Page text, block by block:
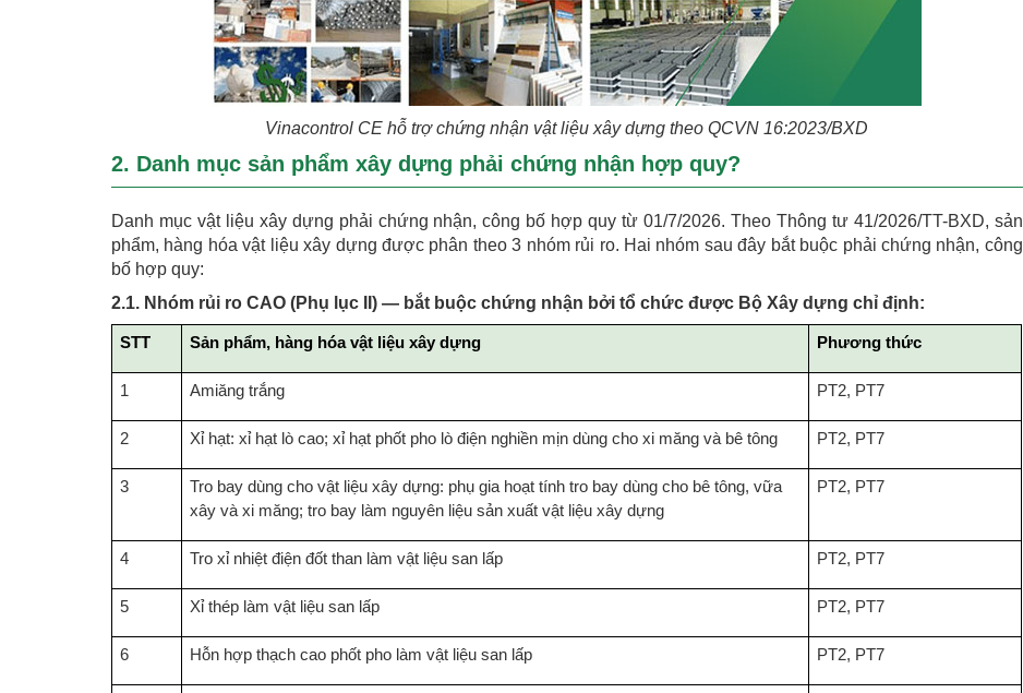
Vinacontrol CE hỗ trợ chứng nhận vật liệu xây dựng theo QCVN 16:2023/BXD
2. Danh mục sản phẩm xây dựng phải chứng nhận hợp quy?
Danh mục vật liệu xây dựng phải chứng nhận, công bố hợp quy từ 01/7/2026. Theo Thông tư 41/2026/TT-BXD, sản
phẩm, hàng hóa vật liệu xây dựng được phân theo 3 nhóm rủi ro. Hai nhóm sau đây bắt buộc phải chứng nhận, công
bố hợp quy:
2.1. Nhóm rủi ro CAO (Phụ lục II) — bắt buộc chứng nhận bởi tổ chức được Bộ Xây dựng chỉ định:
STT Sản phẩm, hàng hóa vật liệu xây dựng Phương thức
1 Amiăng trắng PT2, PT7
2 Xỉ hạt: xỉ hạt lò cao; xỉ hạt phốt pho lò điện nghiền mịn dùng cho xi măng và bê tông PT2, PT7
3
Tro bay dùng cho vật liệu xây dựng: phụ gia hoạt tính tro bay dùng cho bê tông, vữa
xây và xi măng; tro bay làm nguyên liệu sản xuất vật liệu xây dựng
PT2, PT7
4 Tro xỉ nhiệt điện đốt than làm vật liệu san lấp PT2, PT7
5 Xỉ thép làm vật liệu san lấp PT2, PT7
6 Hỗn hợp thạch cao phốt pho làm vật liệu san lấp PT2, PT7